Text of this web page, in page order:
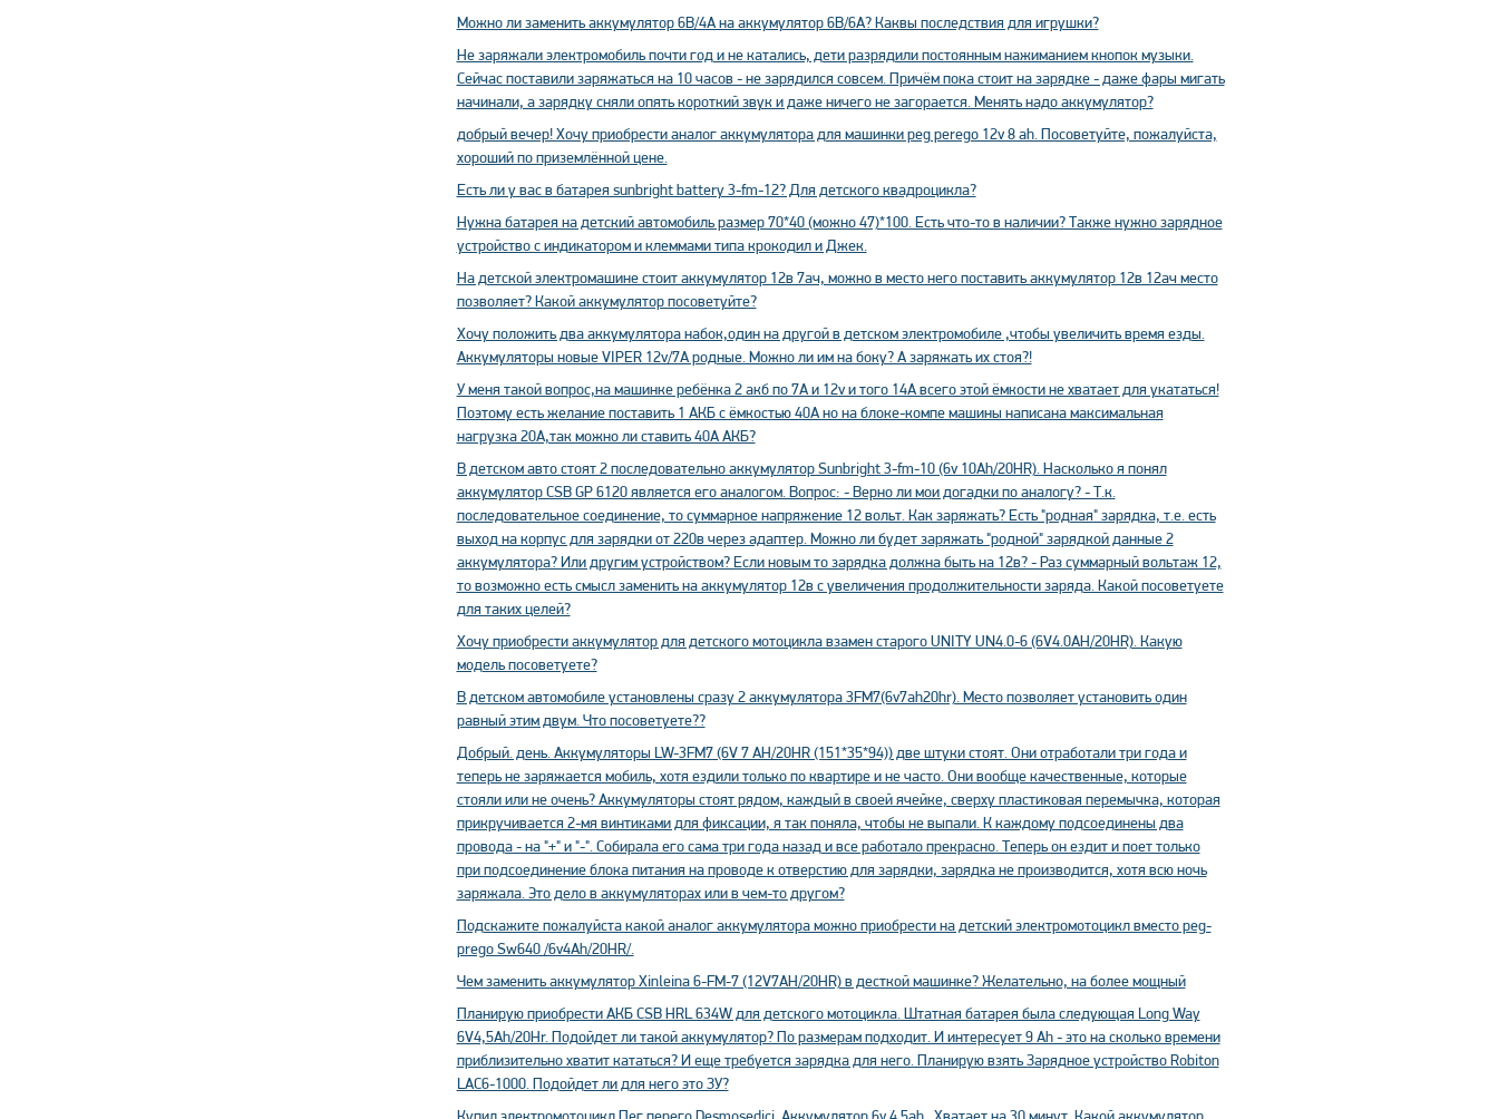
Можно ли заменить аккумулятор 6В/4А на аккумулятор 6В/6А? Каквы последствия для игрушки?
Не заряжали электромобиль почти год и не катались, дети разрядили постоянным нажиманием кнопок музыки.
Сейчас поставили заряжаться на 10 часов - не зарядился совсем. Причём пока стоит на зарядке - даже фары мигать
начинали, а зарядку сняли опять короткий звук и даже ничего не загорается. Менять надо аккумулятор?
добрый вечер! Хочу приобрести аналог аккумулятора для машинки peg perego 12v 8 ah. Посоветуйте, пожалуйста,
хороший по приземлённой цене.
Есть ли у вас в батарея sunbright battery 3-fm-12? Для детского квадроцикла?
Нужна батарея на детский автомобиль размер 70*40 (можно 47)*100. Есть что-то в наличии? Также нужно зарядное
устройство с индикатором и клеммами типа крокодил и Джек.
На детской электромашине стоит аккумулятор 12в 7ач, можно в место него поставить аккумулятор 12в 12ач место
позволяет? Какой аккумулятор посоветуйте?
Хочу положить два аккумулятора набок,один на другой в детском электромобиле ,чтобы увеличить время езды.
Аккумуляторы новые VIPER 12v/7A родные. Можно ли им на боку? А заряжать их стоя?!
У меня такой вопрос,на машинке ребёнка 2 акб по 7A и 12v и того 14A всего этой ёмкости не хватает для укататься!
Поэтому есть желание поставить 1 АКБ с ёмкостью 40А но на блоке-компе машины написана максимальная
нагрузка 20А,так можно ли ставить 40А АКБ?
В детском авто стоят 2 последовательно аккумулятор Sunbright 3-fm-10 (6v 10Ah/20HR). Насколько я понял
аккумулятор CSB GP 6120 является его аналогом. Вопрос: - Верно ли мои догадки по аналогу? - Т.к.
последовательное соединение, то суммарное напряжение 12 вольт. Как заряжать? Есть "родная" зарядка, т.е. есть
выход на корпус для зарядки от 220в через адаптер. Можно ли будет заряжать "родной" зарядкой данные 2
аккумулятора? Или другим устройством? Если новым то зарядка должна быть на 12в? - Раз суммарный вольтаж 12,
то возможно есть смысл заменить на аккумулятор 12в с увеличения продолжительности заряда. Какой посоветуете
для таких целей?
Хочу приобрести аккумулятор для детского мотоцикла взамен старого UNITY UN4.0-6 (6V4.0AH/20HR). Какую
модель посоветуете?
В детском автомобиле установлены сразу 2 аккумулятора 3FM7(6v7ah20hr). Место позволяет установить один
равный этим двум. Что посоветуете??
Добрый. день. Аккумуляторы LW-3FM7 (6V 7 AH/20HR (151*35*94)) две штуки стоят. Они отработали три года и
теперь не заряжается мобиль, хотя ездили только по квартире и не часто. Они вообще качественные, которые
стояли или не очень? Аккумуляторы стоят рядом, каждый в своей ячейке, сверху пластиковая перемычка, которая
прикручивается 2-мя винтиками для фиксации, я так поняла, чтобы не выпали. К каждому подсоединены два
провода - на "+" и "-". Собирала его сама три года назад и все работало прекрасно. Теперь он ездит и поет только
при подсоединение блока питания на проводе к отверстию для зарядки, зарядка не производится, хотя всю ночь
заряжала. Это дело в аккумуляторах или в чем-то другом?
Подскажите пожалуйста какой аналог аккумулятора можно приобрести на детский электромотоцикл вместо peg-
prego Sw640 /6v4Ah/20HR/.
Чем заменить аккумулятор Xinleina 6-FM-7 (12V7AH/20HR) в десткой машинке? Желательно, на более мощный
Планирую приобрести АКБ CSB HRL 634W для детского мотоцикла. Штатная батaрея была следующая Long Way
6V4,5Ah/20Hr. Подойдет ли такой аккумулятор? По размерам подходит. И интересует 9 Ah - это на сколько времени
приблизительно хватит кататься? И еще требуется зарядка для него. Планирую взять Зарядное устройство Robiton
LAC6-1000. Подойдет ли для него это ЗУ?